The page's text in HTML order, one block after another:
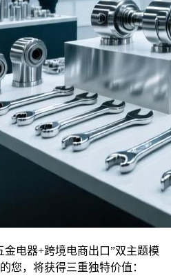
金电器+跨境电商出口”双主题模
您，将获得三重独特价值：